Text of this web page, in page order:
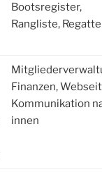
Bootsregister,
Rangliste,
Finanzen,
Kommunikation
innen